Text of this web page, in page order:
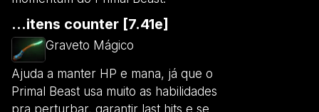
...itens counter [7.41e]
Graveto Mágico
Ajuda a manter HP e mana, já que o
Primal Beast usa muito as habilidades
pra perturbar, garantir last hits e se